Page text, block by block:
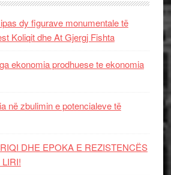
dy figurave monumentale të
Koliqit dhe At Gjergj Fishta
ekonomia prodhuese te ekonomia
në zbulimin e potencialeve të
DHE EPOKA E REZISTENCЁS